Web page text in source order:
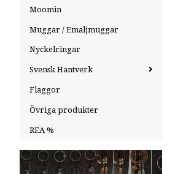
Moomin
Muggar / Emaljmuggar
Nyckelringar
Svensk Hantverk
Flaggor
Övriga produkter
REA %